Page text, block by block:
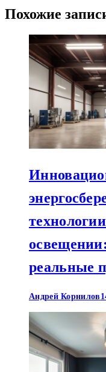
Похожие
реальные
Андрей Корнилов